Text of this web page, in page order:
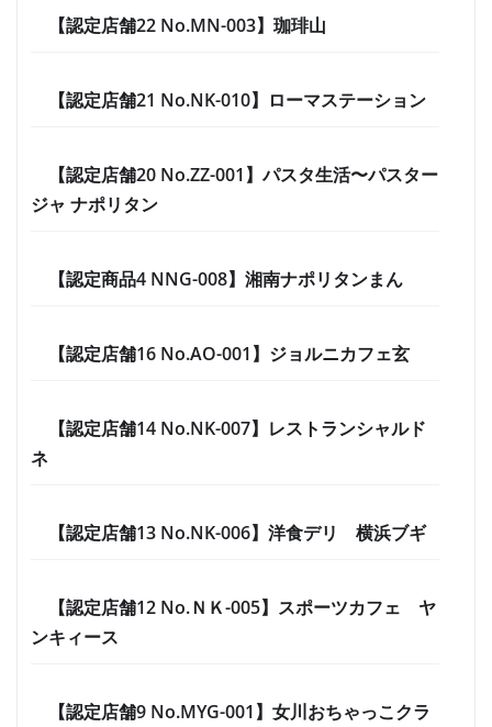
【認定店舗22 No.MN-003】珈琲山
【認定店舗21 No.NK-010】ローマステーション
【認定店舗20 No.ZZ-001】パスタ生活〜パスター
ジャ ナポリタン
【認定商品4 NNG-008】湘南ナポリタンまん
【認定店舗16 No.AO-001】ジョルニカフェ玄
【認定店舗14 No.NK-007】レストランシャルド
ネ
【認定店舗13 No.NK-006】洋食デリ 横浜ブギ
【認定店舗12 No.ＮＫ-005】スポーツカフェ ヤ
ンキィース
【認定店舗9 No.MYG-001】女川おちゃっこクラ